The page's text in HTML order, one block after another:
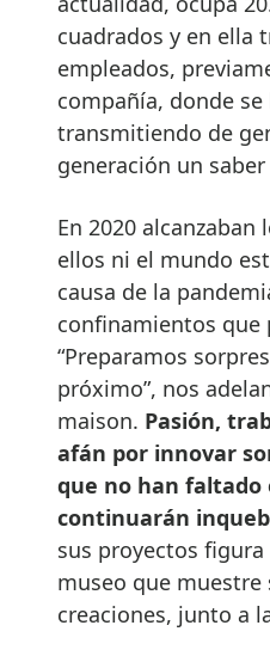
cuadrados y en ella
empleados,
compañía, donde se
transmitiendo de
generación un
En 2020 alcanzaban
ellos ni el mundo
causa de la
confinamientos que
“Preparamos
próximo”, nos
maison. Pasión,
afán por innovar
que no han faltado
continuarán
sus proyectos
museo que muestre
creaciones, junto a